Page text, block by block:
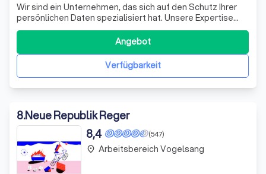
Wir sind ein Unternehmen, das sich auf den Schutz Ihrer
persönlichen Daten spezialisiert hat. Unsere Expertise
liegt in der strikten Einhaltung der Datenschutzgesetze
und der DSGVO. Wir verstehen die Bedeutung von
Sicherheit und Privatsphäre in der digitalen Welt und
setzen uns dafür ein, diese für
Verfügbarkeit
Angebot
8.Neue Republik Reger
(547)
8,4
place Arbeitsbereich Vogelsang